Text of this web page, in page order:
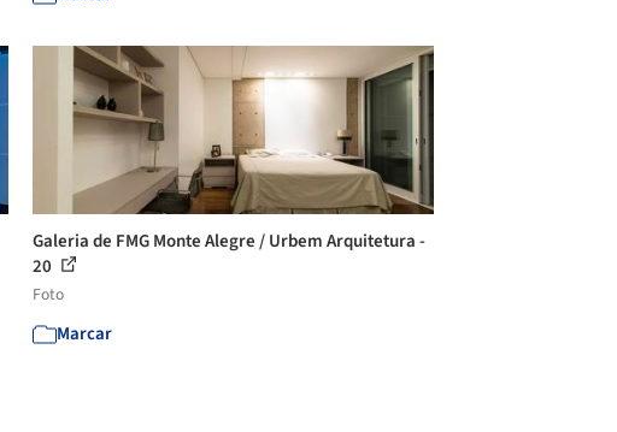
Galeria de FMG Monte Alegre / Urbem Arquitetura -
20
Foto
Marcar